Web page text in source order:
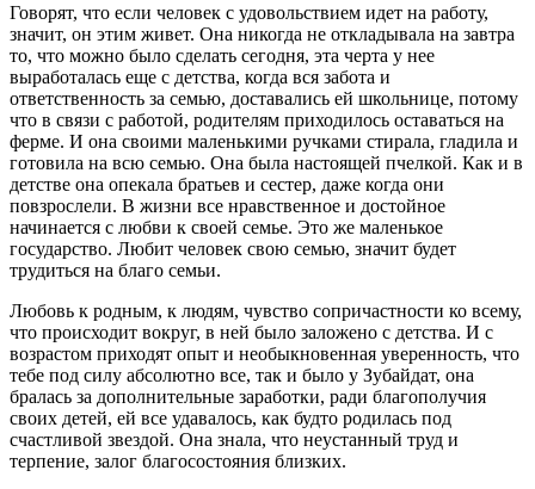
Говорят, что если человек с удовольствием идет на работу,
значит, он этим живет. Она никогда не откладывала на завтра
то, что можно было сделать сегодня, эта черта у нее
выработалась еще с детства, когда вся забота и
ответственность за семью, доставались ей школьнице, потому
что в связи с работой, родителям приходилось оставаться на
ферме. И она своими маленькими ручками стирала, гладила и
готовила на всю семью. Она была настоящей пчелкой. Как и в
детстве она опекала братьев и сестер, даже когда они
повзрослели. В жизни все нравственное и достойное
начинается с любви к своей семье. Это же маленькое
государство. Любит человек свою семью, значит будет
трудиться на благо семьи.
Любовь к родным, к людям, чувство сопричастности ко всему,
что происходит вокруг, в ней было заложено с детства. И с
возрастом приходят опыт и необыкновенная уверенность, что
тебе под силу абсолютно все, так и было у Зубайдат, она
бралась за дополнительные заработки, ради благополучия
своих детей, ей все удавалось, как будто родилась под
счастливой звездой. Она знала, что неустанный труд и
терпение, залог благосостояния близких.